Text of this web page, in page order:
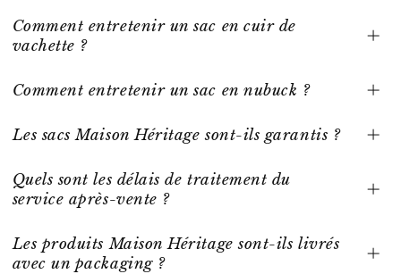
Comment entretenir un sac en cuir de
vachette ?
Comment entretenir un sac en nubuck ?
Les sacs Maison Héritage sont-ils garantis ?
Quels sont les délais de traitement du
service après-vente ?
Les produits Maison Héritage sont-ils livrés
avec un packaging ?